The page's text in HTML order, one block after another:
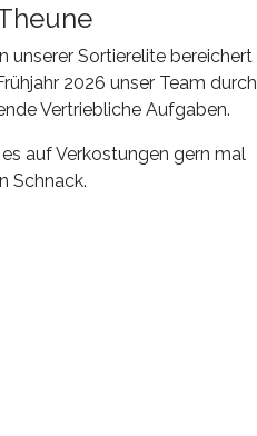
unserer Sortierelite bereichert
2026 unser Team durch
Vertriebliche Aufgaben.
auf Verkostungen gern mal
Schnack.